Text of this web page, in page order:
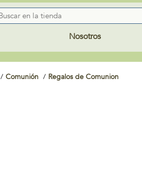
Nosotros
Comunión Regalos de Comunion